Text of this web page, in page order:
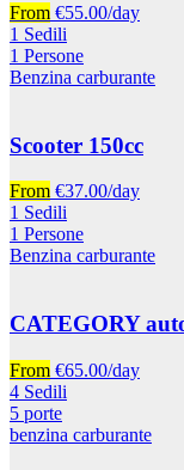
From €55.00/day
1 Sedili
1 Persone
Benzina carburante
Scooter 150cc
From €37.00/day
1 Sedili
1 Persone
Benzina carburante
CATEGORY
From €65.00/day
4 Sedili
5 porte
benzina carburante